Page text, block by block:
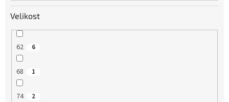
Velikost
62 6
68 1
74 2